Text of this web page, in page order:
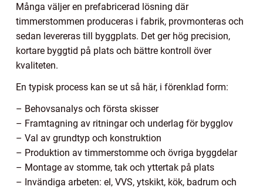
Många väljer en prefabricerad lösning där
timmerstommen produceras i fabrik, provmonteras och
sedan levereras till byggplats. Det ger hög precision,
kortare byggtid på plats och bättre kontroll över
kvaliteten.
En typisk process kan se ut så här, i förenklad form:
– Behovsanalys och första skisser
– Framtagning av ritningar och underlag för bygglov
– Val av grundtyp och konstruktion
– Produktion av timmerstomme och övriga byggdelar
– Montage av stomme, tak och yttertak på plats
– Invändiga arbeten: el, VVS, ytskikt, kök, badrum och